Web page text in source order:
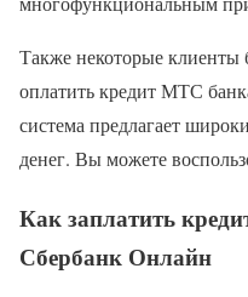
Также некоторые
оплатить кредит МТС
система предлагает
денег. Вы можете
Как заплатить
Сбербанк Онлайн